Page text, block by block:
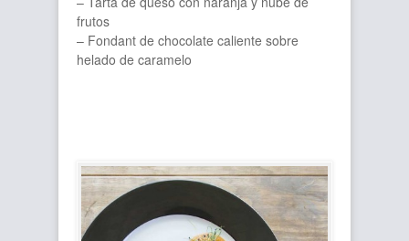
frutos
– Fondant de chocolate caliente sobre
helado de caramelo